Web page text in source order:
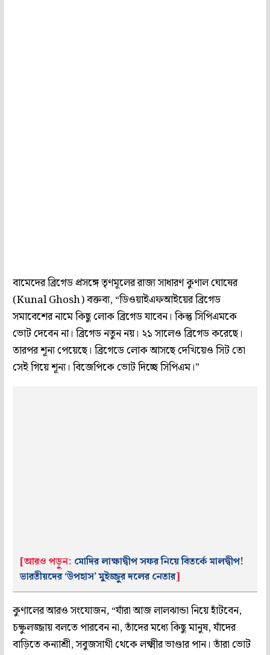
বামেদের ব্রিগেড প্রসঙ্গে তৃণমূলের রাজ্য সাধারণ কুণাল ঘোষের
(Kunal Ghosh) বক্তব্য, “ডিওয়াইএফআইয়ের ব্রিগেড
সমাবেশের নামে কিছু লোক ব্রিগেড যাবেন। কিন্তু সিপিএমকে
ভোট দেবেন না। ব্রিগেড নতুন নয়। ২১ সালেও ব্রিগেড করেছে।
তারপর শূন্য পেয়েছে। ব্রিগেডে লোক আসছে দেখিয়েও সিট তো
সেই গিয়ে শূন্য। বিজেপিকে ভোট দিচ্ছে সিপিএম।”
[আরও পড়ুন: মোদির লাক্ষাদ্বীপ সফর নিয়ে বিতর্কে মালদ্বীপ!
ভারতীয়দের ‘উপহাস’ মুইজ্জুর দলের নেতার]
কুণালের আরও সংযোজন, “যাঁরা আজ লালঝান্ডা নিয়ে হাঁটবেন,
চক্ষুলজ্জায় বলতে পারবেন না, তাঁদের মধ্যে কিছু মানুষ, যাঁদের
বাড়িতে কন্যাশ্রী, সবুজসাথী থেকে লক্ষ্মীর ভাণ্ডার পান। তাঁরা ভোট